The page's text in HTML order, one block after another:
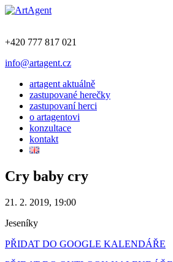
+420 777 817 021
info@artagent.cz
artagent aktuálně
zastupované herečky
zastupovaní herci
o artagentovi
konzultace
kontakt
Cry baby cry
21. 2. 2019, 19:00
Jeseníky
PŘIDAT DO GOOGLE KALENDÁŘE